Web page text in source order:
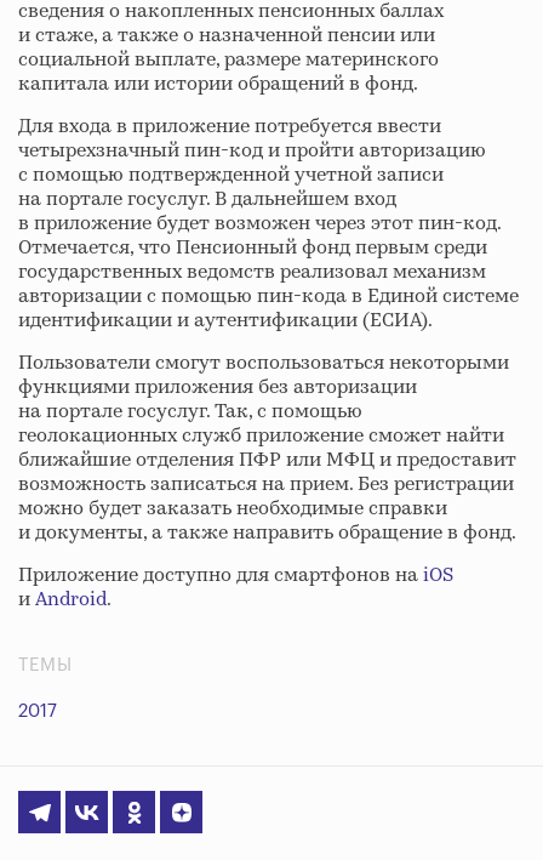
сведения о накопленных пенсионных баллах
и стаже, а также о назначенной пенсии или
социальной выплате, размере материнского
капитала или истории обращений в фонд.
Для входа в приложение потребуется ввести
четырехзначный пин-код и пройти авторизацию
с помощью подтвержденной учетной записи
на портале госуслуг. В дальнейшем вход
в приложение будет возможен через этот пин-код.
Отмечается, что Пенсионный фонд первым среди
государственных ведомств реализовал механизм
авторизации с помощью пин-кода в Единой системе
идентификации и аутентификации (ЕСИА).
Пользователи смогут воспользоваться некоторыми
функциями приложения без авторизации
на портале госуслуг. Так, с помощью
геолокационных служб приложение сможет найти
ближайшие отделения ПФР или МФЦ и предоставит
возможность записаться на прием. Без регистрации
можно будет заказать необходимые справки
и документы, а также направить обращение в фонд.
Приложение доступно для смартфонов наiOS
иAndroid.
ТЕМЫ
2017